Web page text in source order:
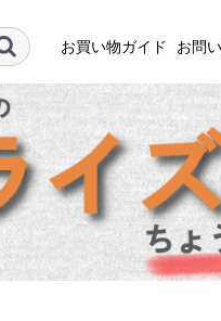
お買い物ガイド お問